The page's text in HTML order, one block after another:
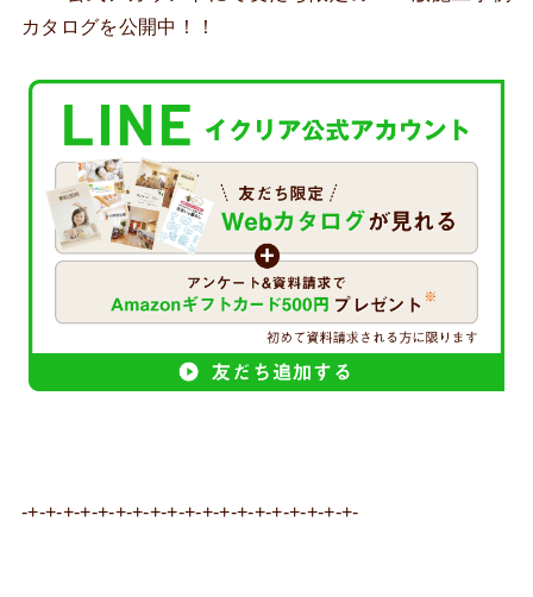
カタログを公開中！！
-+-+-+-+-+-+-+-+-+-+-+-+-+-+-+-+-+-+-+-